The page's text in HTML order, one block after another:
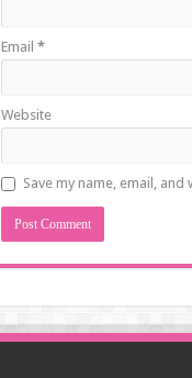
Email *
Website
Save my name, email,